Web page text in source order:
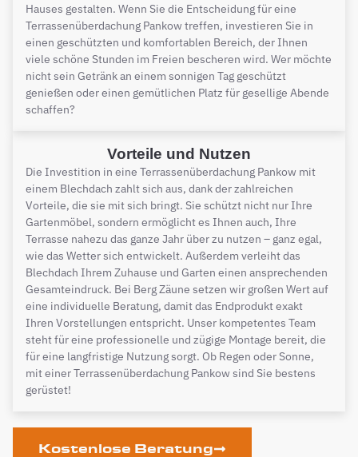
Hauses gestalten. Wenn Sie die Entscheidung für eine
Terrassenüberdachung Pankow treffen, investieren Sie in
einen geschützten und komfortablen Bereich, der Ihnen
viele schöne Stunden im Freien bescheren wird. Wer möchte
nicht sein Getränk an einem sonnigen Tag geschützt
genießen oder einen gemütlichen Platz für gesellige Abende
schaffen?
Vorteile und Nutzen
Die Investition in eine Terrassenüberdachung Pankow mit
einem Blechdach zahlt sich aus, dank der zahlreichen
Vorteile, die sie mit sich bringt. Sie schützt nicht nur Ihre
Gartenmöbel, sondern ermöglicht es Ihnen auch, Ihre
Terrasse nahezu das ganze Jahr über zu nutzen – ganz egal,
wie das Wetter sich entwickelt. Außerdem verleiht das
Blechdach Ihrem Zuhause und Garten einen ansprechenden
Gesamteindruck. Bei Berg Zäune setzen wir großen Wert auf
eine individuelle Beratung, damit das Endprodukt exakt
Ihren Vorstellungen entspricht. Unser kompetentes Team
steht für eine professionelle und zügige Montage bereit, die
für eine langfristige Nutzung sorgt. Ob Regen oder Sonne,
mit einer Terrassenüberdachung Pankow sind Sie bestens
gerüstet!
Kostenlose Beratung